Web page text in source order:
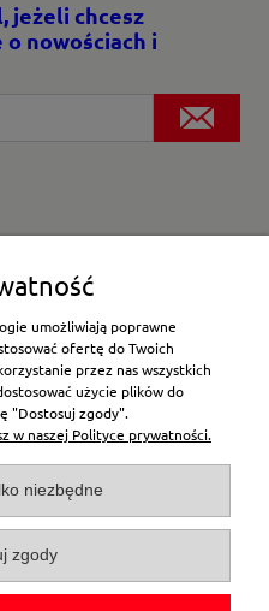
jeżeli chcesz
nowościach i
dostawa
umożliwiają poprawne
ofertę do Twoich
przez nas wszystkich
użycie plików do
"Dostosuj zgody".
w naszej Polityce prywatności.
niezbędne
zgody